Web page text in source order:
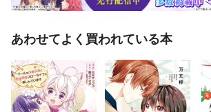
あわせてよく買われている本